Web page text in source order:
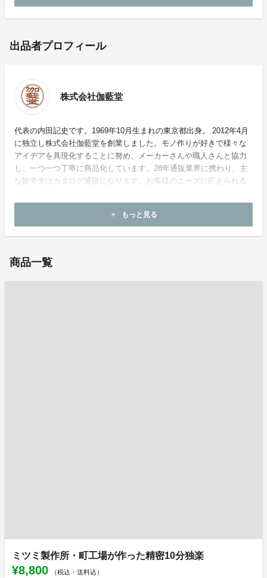
出品者プロフィール
株式会社伽藍堂
代表の内田記史です。1969年10月生まれの東京都出身。 2012年4月
に独立し株式会社伽藍堂を創業しました。モノ作りが好きで様々な
アイデアを具現化することに努め、メーカーさんや職人さんと協力
し、一つ一つ丁寧に商品化しています。28年通販業界に携わり、主
な販売先はカタログ通販になります。お客様のニーズに応えられる
こだわっています。
add もっと見る
商品一覧
ミツミ製作所・町工場が作った精密10分独楽
¥8,800 （税込・送料込）